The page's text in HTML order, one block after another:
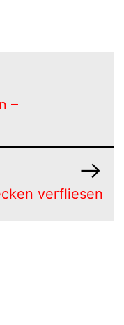
–
verfliesen